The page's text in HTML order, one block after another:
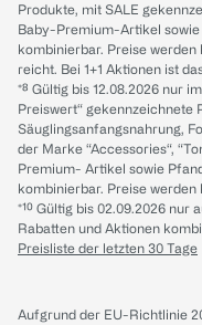
Produkte, mit SALE
Baby-Premium-Artikel
kombinierbar. Preise
reicht. Bei 1+1 Aktionen ist
*⁸ Gültig bis 12.08.2026 nur
Preiswert“ gekennzeichnete
Säuglingsanfangsnahrung,
der Marke “Accessories“,
Premium- Artikel sowie
kombinierbar. Preise
*¹⁰ Gültig bis 02.09.2026
Rabatten und Aktionen
Preisliste der letzten 30 Tage
Aufgrund der EU-Richtlinie